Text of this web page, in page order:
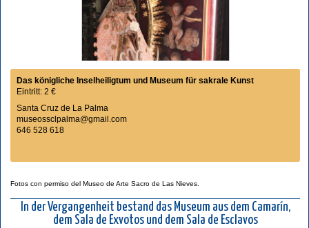
Das königliche Inselheiligtum und Museum für sakrale Kunst
Eintritt: 2 €
Santa Cruz de La Palma
museossclpalma@gmail.com
646 528 618
Fotos con permiso del Museo de Arte Sacro de Las Nieves.
In der Vergangenheit bestand das Museum aus dem Camarín,
dem Sala de Exvotos und dem Sala de Esclavos